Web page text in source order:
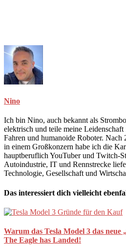
Nino
Ich bin Nino, auch bekannt als
elektrisch und teile meine
Fahren und humanoide Roboter. Nach
in einem Großkonzern habe ich die
hauptberuflich YouTuber und Twitch-
Autoindustrie, IT und Rennstrecke
Technologie, Gesellschaft und
Das interessiert dich vielleicht
Warum das Tesla Model 3 das neue
The Eagle has Landed!